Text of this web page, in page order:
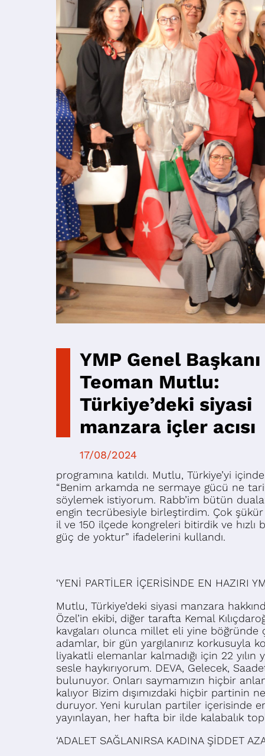
YMP Genel Başkanı
Teoman Mutlu:
Türkiye’deki siyasi
manzara içler acısı
17/08/2024
programına katıldı. Mutlu, Türkiye’yi
“Benim arkamda ne sermaye gücü ne
söylemek istiyorum. Rabb’im bütün
engin tecrübesiyle birleştirdim. Çok şükür
il ve 150 ilçede kongreleri bitirdik ve hızlı
güç de yoktur” ifadelerini kullandı.
‘YENİ PARTİLER İÇERİSİNDE EN HAZIRI
Mutlu, Türkiye’deki siyasi manzara
Özel’in ekibi, diğer tarafta Kemal
kavgaları olunca millet eli yine böğründe
adamlar, bir gün yargılanırız korkusuyla
liyakatli elemanlar kalmadığı için 22
sesle haykırıyorum. DEVA, Gelecek,
bulunuyor. Onları saymamızın hiçbir
kalıyor Bizim dışımızdaki hiçbir
duruyor. Yeni kurulan partiler içerisinde
yayınlayan, her hafta bir ilde kalabalık
‘ADALET SAĞLANIRSA KADINA ŞİDDET